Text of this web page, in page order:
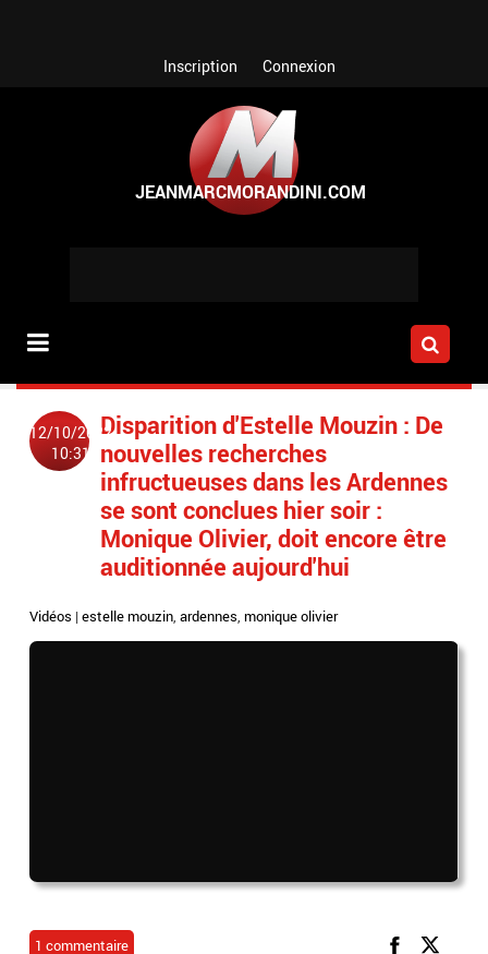
Inscription Connexion
12/10/2022
10:31
Disparition d'Estelle Mouzin : De
nouvelles recherches
infructueuses dans les Ardennes
se sont conclues hier soir :
Monique Olivier, doit encore être
auditionnée aujourd'hui
Vidéos |estelle mouzin,ardennes,monique olivier
1 commentaire